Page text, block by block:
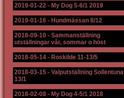
2019-01-22 - My Dog 5-6/1 2019
2019-01-16 - Hundmässan 8/12
2018-09-10 - Sammanställning
utställningar vår, sommar o höst
2018-05-14 - Roskilde 11-13/5
2018-03-15 - Valputställning Sollentuna
13/1
2018-02-08 - My Dog 4-5/1 2018